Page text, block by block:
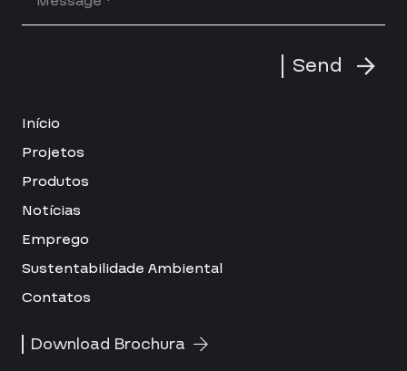
Send
Início
Projetos
Produtos
Notícias
Emprego
Sustentabilidade Ambiental
Contatos
Download Brochura